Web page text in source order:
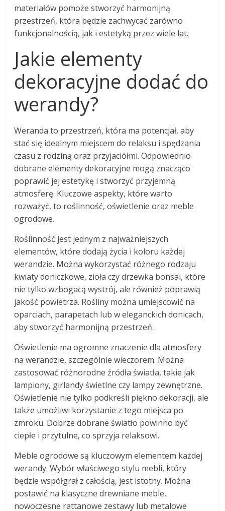
materiałów pomoże stworzyć harmonijną
przestrzeń, która będzie zachwycać zarówno
funkcjonalnością, jak i estetyką przez wiele lat.
Jakie elementy
dekoracyjne dodać do
werandy?
Weranda to przestrzeń, która ma potencjał, aby
stać się idealnym miejscem do relaksu i spędzania
czasu z rodziną oraz przyjaciółmi. Odpowiednio
dobrane elementy dekoracyjne mogą znacząco
poprawić jej estetykę i stworzyć przyjemną
atmosferę. Kluczowe aspekty, które warto
rozważyć, to roślinność, oświetlenie oraz meble
ogrodowe.
Roślinność jest jednym z najważniejszych
elementów, które dodają życia i koloru każdej
werandzie. Można wykorzystać różnego rodzaju
kwiaty doniczkowe, zioła czy drzewka bonsai, które
nie tylko wzbogacą wystrój, ale również poprawią
jakość powietrza. Rośliny można umiejscowić na
oparciach, parapetach lub w eleganckich donicach,
aby stworzyć harmonijną przestrzeń.
Oświetlenie ma ogromne znaczenie dla atmosfery
na werandzie, szczególnie wieczorem. Można
zastosować różnorodne źródła światła, takie jak
lampiony, girlandy świetlne czy lampy zewnętrzne.
Oświetlenie nie tylko podkreśli piękno dekoracji, ale
także umożliwi korzystanie z tego miejsca po
zmroku. Dobrze dobrane światło powinno być
ciepłe i przytulne, co sprzyja relaksowi.
Meble ogrodowe są kluczowym elementem każdej
werandy. Wybór właściwego stylu mebli, który
będzie współgrał z całością, jest istotny. Można
postawić na klasyczne drewniane meble,
nowoczesne rattanowe zestawy lub metalowe